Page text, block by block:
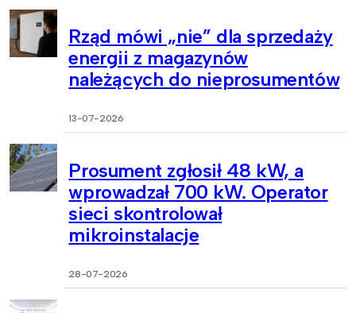
Rząd mówi „nie” dla sprzedaży
energii z magazynów
należących do nieprosumentów
13-07-2026
Prosument zgłosił 48 kW, a
wprowadzał 700 kW. Operator
sieci skontrolował
mikroinstalacje
28-07-2026